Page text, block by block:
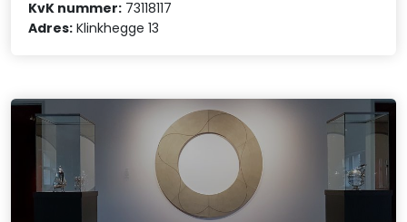
KvK nummer: 73118117
Adres: Klinkhegge 13